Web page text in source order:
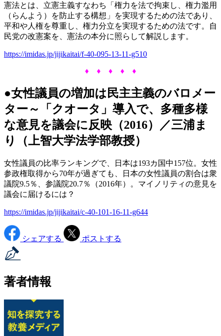
憲法とは、立憲主義すなわち「権力を法で拘束し、権力濫用
（らんよう）を防止する構想」を実現するための法であり、
平和や人権を尊重し、権力分立を実現するための法です。自
民党の改憲案を、憲法の本分に照らして解説します。
https://imidas.jp/jijikaitai/f-40-095-13-11-g510
♦ ♦ ♦ ♦ ♦
●女性議員の増加は民主主義のバロメー
ター～「クオータ」導入で、多種多様
な意見を議会に反映（2016）／三浦ま
り（上智大学法学部教授）
女性議員の比率ランキングで、日本は193カ国中157位。女性
参政権取得から70年が過ぎても、日本の女性議員の割合は衆
議院9.5％、参議院20.7％（2016年）。マイノリティの意見を
議会に届けるには？
https://imidas.jp/jijikaitai/c-40-101-16-11-g644
シェアする ポストする
著者情報